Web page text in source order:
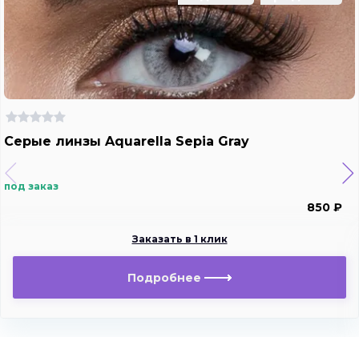
Серые линзы Aquarella Sepia Gray
под заказ
850 ₽
Заказать в 1 клик
Подробнее